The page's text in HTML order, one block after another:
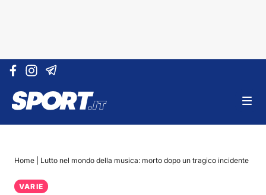
Vai al contenuto
Home Lutto nel mondo della musica: morto dopo un tragico incidente
VARIE